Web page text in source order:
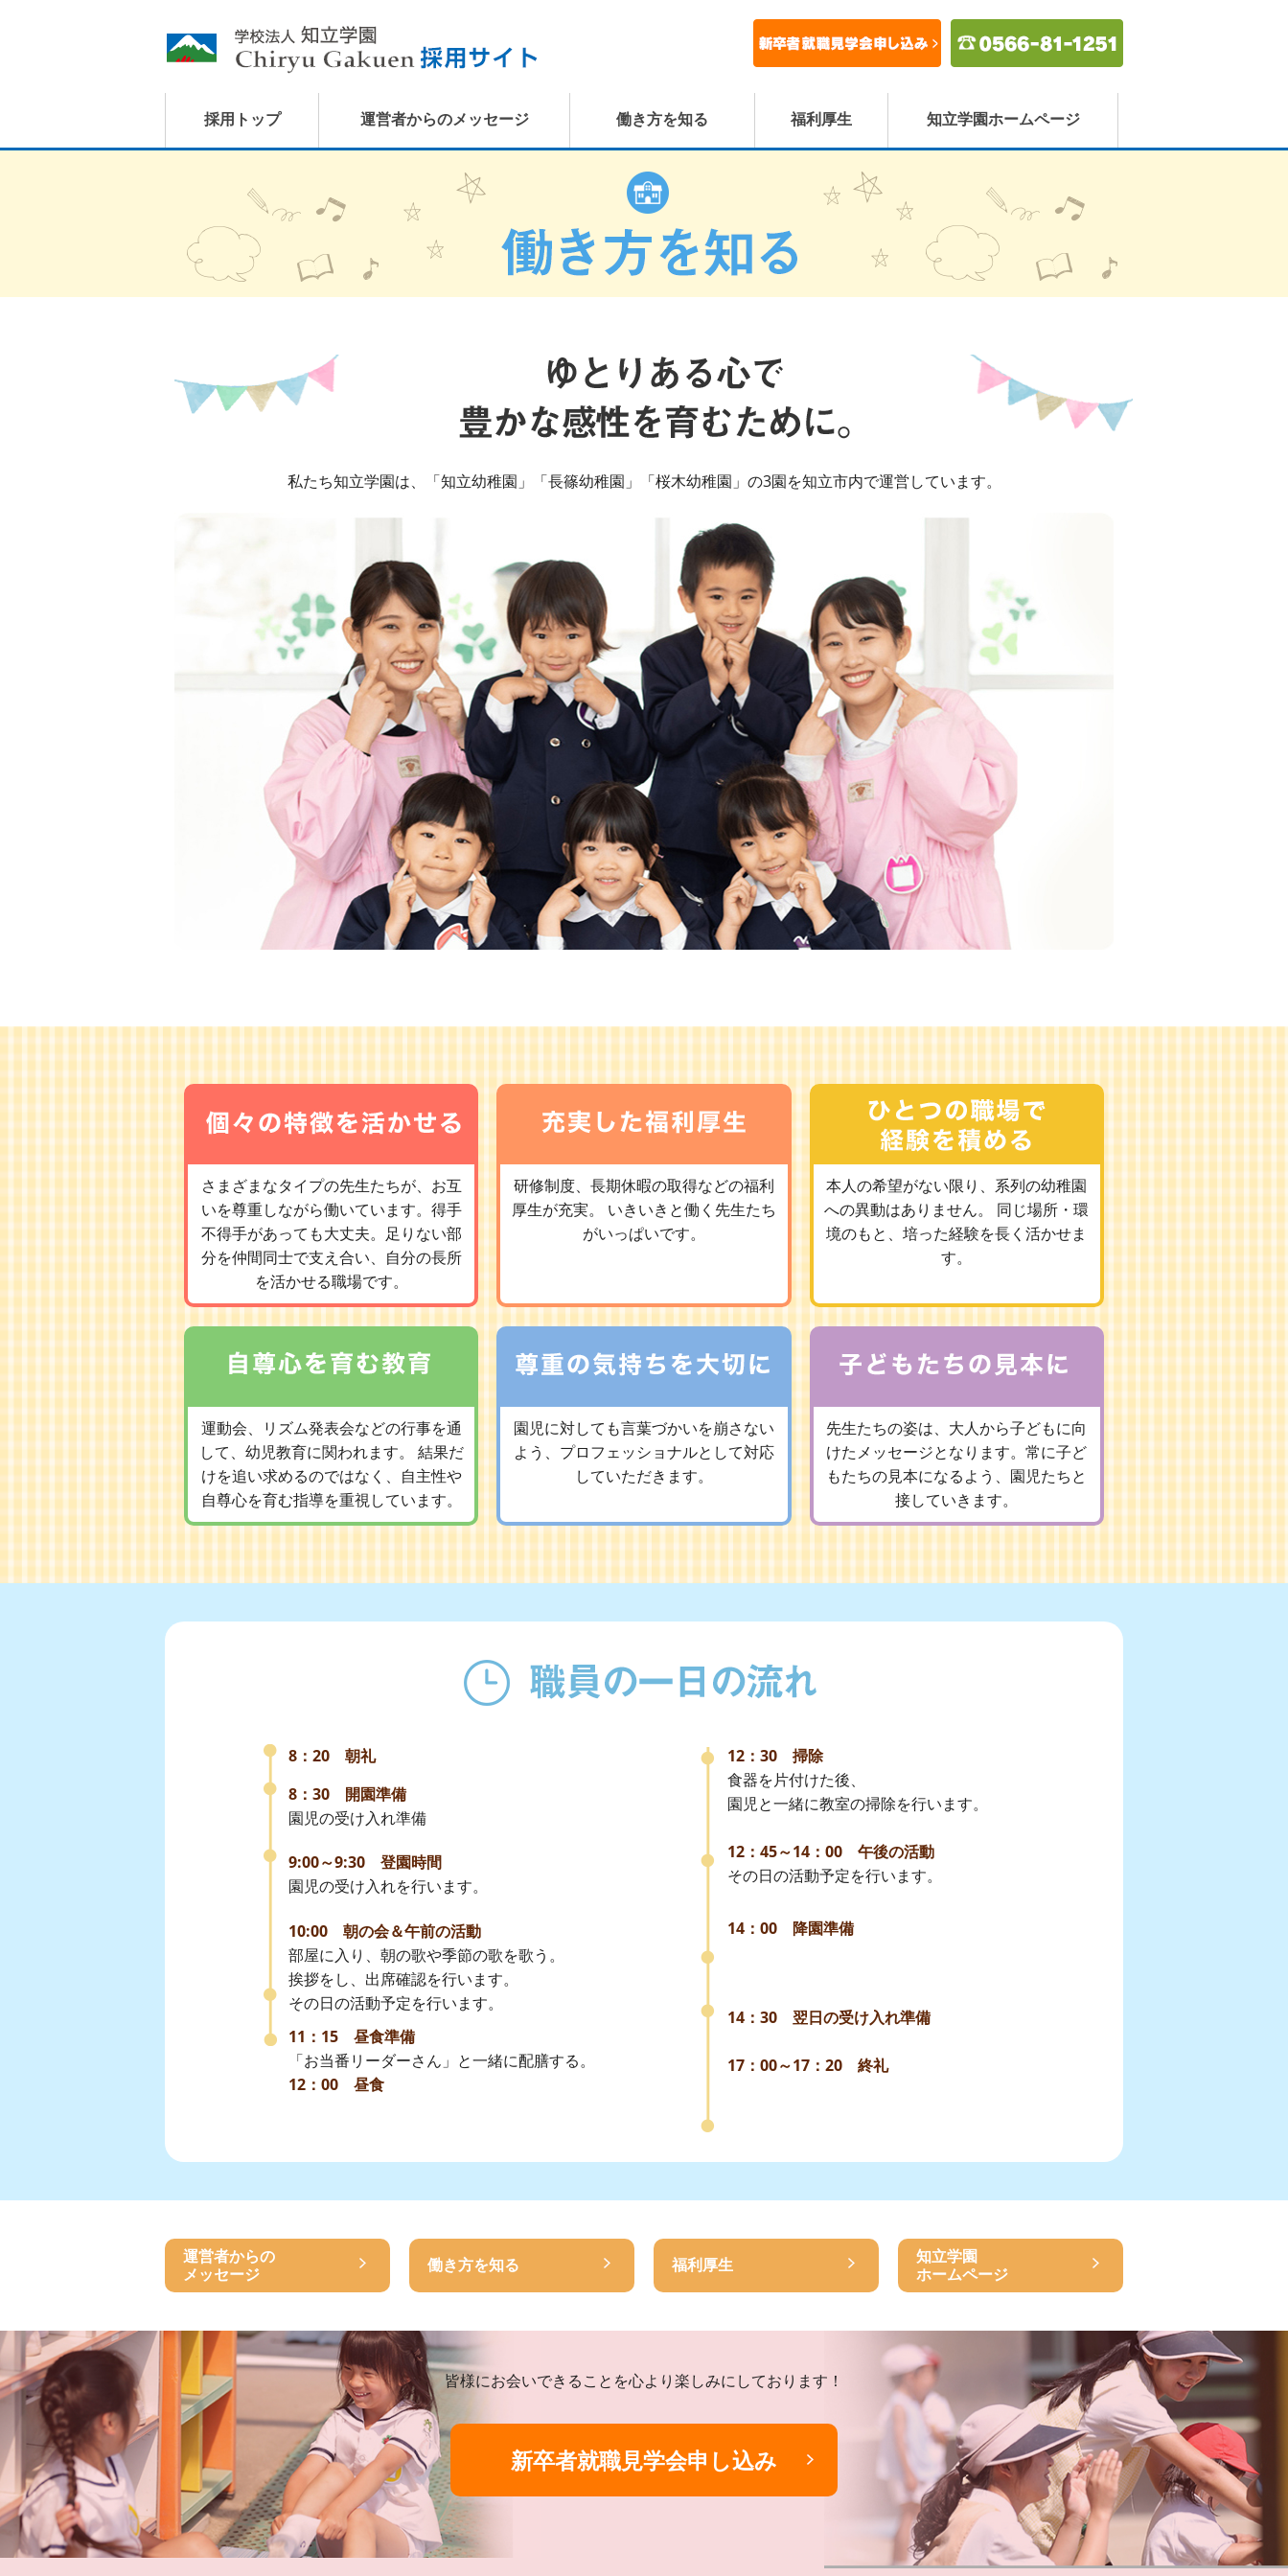
採用トップ 運営者からのメッセージ 働き方を知る 福利厚生 知立学園ホームページ
私たち知立学園は、「知立幼稚園」「長篠幼稚園」「桜木幼稚園」の3園を知立市内で運営しています。
さまざまなタイプの先生たちが、お互
いを尊重しながら働いています。得手
不得手があっても大丈夫。足りない部
分を仲間同士で支え合い、自分の長所
を活かせる職場です。
研修制度、長期休暇の取得などの福利
厚生が充実。 いきいきと働く先生たち
がいっぱいです。
本人の希望がない限り、系列の幼稚園
への異動はありません。 同じ場所・環
境のもと、培った経験を長く活かせま
す。
運動会、リズム発表会などの行事を通
して、幼児教育に関われます。 結果だ
けを追い求めるのではなく、自主性や
自尊心を育む指導を重視しています。
園児に対しても言葉づかいを崩さない
よう、プロフェッショナルとして対応
していただきます。
先生たちの姿は、大人から子どもに向
けたメッセージとなります。常に子ど
もたちの見本になるよう、園児たちと
接していきます。
8：20 朝礼
8：30 開園準備
園児の受け入れ準備
9:00～9:30 登園時間
園児の受け入れを行います。
10:00 朝の会＆午前の活動
部屋に入り、朝の歌や季節の歌を歌う。
挨拶をし、出席確認を行います。
その日の活動予定を行います。
11：15 昼食準備
「お当番リーダーさん」と一緒に配膳する。
12：00 昼食
12：30 掃除
食器を片付けた後、
園児と一緒に教室の掃除を行います。
12：45～14：00 午後の活動
その日の活動予定を行います。
14：00 降園準備
14：30 翌日の受け入れ準備
17：00～17：20 終礼
運営者からの
メッセージ
働き方を知る 福利厚生
知立学園
ホームページ
皆様にお会いできることを心より楽しみにしております！
新卒者就職見学会申し込み